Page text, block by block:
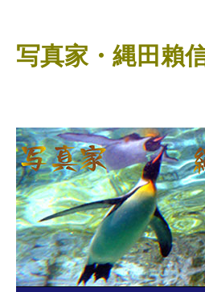
テ
ン
ッ
プ
写真家・縄田賴